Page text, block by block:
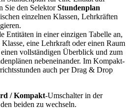
Sie den SelektorStundenplan
einzelnen Klassen, Lehrkräften
Entitäten in einer einzigen Tabelle an,
eine Lehrkraft oder einen Raum
vollständigen Überblick und zum
nebeneinander. Im Kompakt-
auch per Drag & Drop
/ Kompakt-Umschalter in der
beiden zu wechseln.